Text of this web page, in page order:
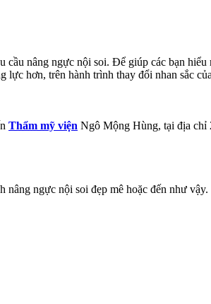
nâng ngực nội soi. Để giúp các bạn
lực hơn, trên hành trình thay đổi nhan sắc
Thẩm mỹ viện Ngô Mộng Hùng, tại địa chỉ
ngực nội soi đẹp mê hoặc đến như